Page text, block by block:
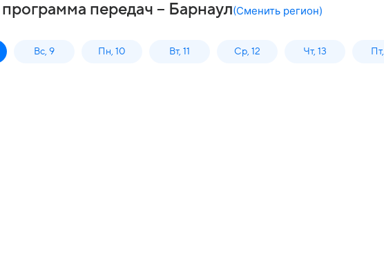
передач – Барнаул(Сменить регион)
Вс, 9 Пн, 10 Вт, 11 Ср, 12 Чт, 13